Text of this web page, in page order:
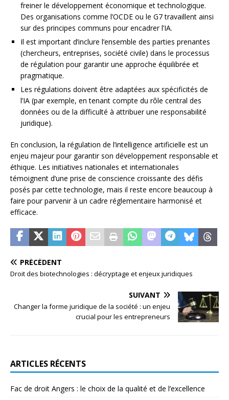
freiner le développement économique et technologique.
Des organisations comme l’OCDE ou le G7 travaillent ainsi
sur des principes communs pour encadrer l’IA.
Il est important d’inclure l’ensemble des parties prenantes
(chercheurs, entreprises, société civile) dans le processus
de régulation pour garantir une approche équilibrée et
pragmatique.
Les régulations doivent être adaptées aux spécificités de
l’IA (par exemple, en tenant compte du rôle central des
données ou de la difficulté à attribuer une responsabilité
juridique).
En conclusion, la régulation de l’intelligence artificielle est un
enjeu majeur pour garantir son développement responsable et
éthique. Les initiatives nationales et internationales
témoignent d’une prise de conscience croissante des défis
posés par cette technologie, mais il reste encore beaucoup à
faire pour parvenir à un cadre réglementaire harmonisé et
efficace.
PRÉCÉDENT
Droit des biotechnologies : décryptage et enjeux juridiques
SUIVANT
Changer la forme juridique de la société : un enjeu
crucial pour les entrepreneurs
ARTICLES RÉCENTS
Fac de droit Angers : le choix de la qualité et de l’excellence